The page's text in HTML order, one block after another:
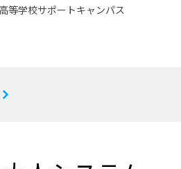
等学校サポートキャンパス